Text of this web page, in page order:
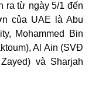
ra từ ngày 5/1 đến
của UAE là Abu
Mohammed Bin
Al Ain (SVĐ
và Sharjah